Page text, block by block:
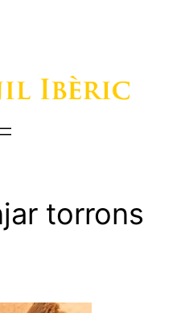
torrons